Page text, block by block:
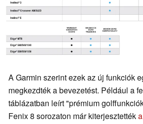
A Garmin szerint ezek az új funkciók
megkezdték a bevezetést. Például a
táblázatban leírt "prémium
Fenix 8 sorozaton már kiterjesztették